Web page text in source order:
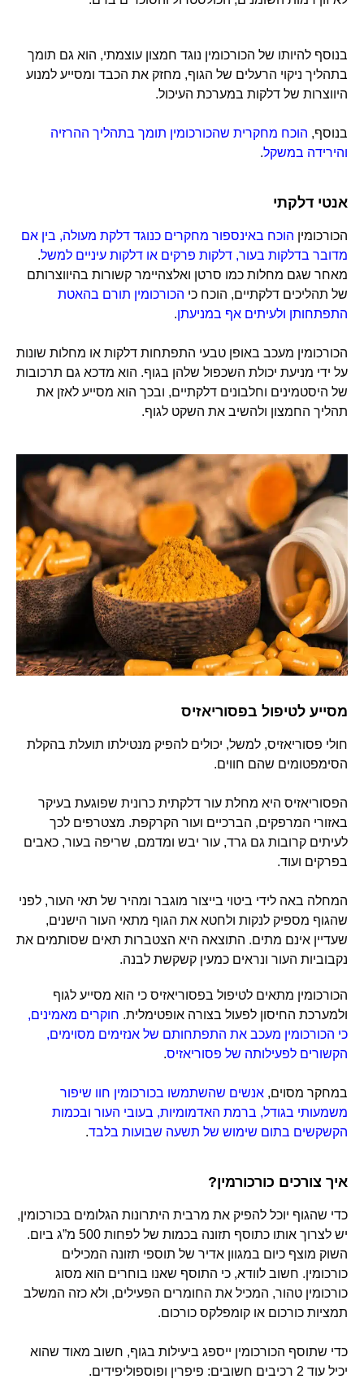
בנוסף להיותו של הכורכומין נוגד חמצון עוצמתי, הוא גם תומך
בתהליך ניקוי הרעלים של הגוף, מחזק את הכבד ומסייע למנוע
היווצרות של דלקות במערכת העיכול.
בנוסף, הוכח מחקרית שהכורכומין תומך בתהליך ההרזיה
והירידה במשקל.
אנטי דלקתי
הכורכומין הוכח באינספור מחקרים כנוגד דלקת מעולה, בין אם
מדובר בדלקות בעור, דלקות פרקים או דלקות עיניים למשל.
מאחר שגם מחלות כמו סרטן ואלצהיימר קשורות בהיווצרותם
של תהליכים דלקתיים, הוכח כי הכורכומין תורם בהאטת
התפתחותן ולעיתים אף במניעתן.
הכורכומין מעכב באופן טבעי התפתחות דלקות או מחלות שונות
על ידי מניעת יכולת השכפול שלהן בגוף. הוא מדכא גם תרכובות
של היסטמינים וחלבונים דלקתיים, ובכך הוא מסייע לאזן את
תהליך החמצון ולהשיב את השקט לגוף.
מסייע לטיפול בפסוריאזיס
חולי פסוריאזיס, למשל, יכולים להפיק מנטילתו תועלת בהקלת
הסימפטומים שהם חווים.
הפסוריאזיס היא מחלת עור דלקתית כרונית שפוגעת בעיקר
באזורי המרפקים, הברכיים ועור הקרקפת. מצטרפים לכך
לעיתים קרובות גם גרד, עור יבש ומדמם, שריפה בעור, כאבים
בפרקים ועוד.
המחלה באה לידי ביטוי בייצור מוגבר ומהיר של תאי העור, לפני
שהגוף מספיק לנקות ולחטא את הגוף מתאי העור הישנים,
שעדיין אינם מתים. התוצאה היא הצטברות תאים שסותמים את
נקבוביות העור ונראים כמעין קשקשת לבנה.
הכורכומין מתאים לטיפול בפסוריאזיס כי הוא מסייע לגוף
ולמערכת החיסון לפעול בצורה אופטימלית. חוקרים מאמינים,
כי הכורכומין מעכב את התפתחותם של אנזימים מסוימים,
הקשורים לפעילותה של פסוריאזיס.
במחקר מסוים, אנשים שהשתמשו בכורכומין חוו שיפור
משמעותי בגודל, ברמת האדמומיות, בעובי העור ובכמות
הקשקשים בתום שימוש של תשעה שבועות בלבד.
איך צורכים כורכורמין?
כדי שהגוף יוכל להפיק את מרבית היתרונות הגלומים בכורכומין,
יש לצרוך אותו כתוסף תזונה בכמות של לפחות 500 מ”ג ביום.
השוק מוצף כיום במגוון אדיר של תוספי תזונה המכילים
כורכומין. חשוב לוודא, כי התוסף שאנו בוחרים הוא מסוג
כורכומין טהור, המכיל את החומרים הפעילים, ולא כזה המשלב
תמציות כורכום או קומפלקס כורכום.
כדי שתוסף הכורכומין ייספג ביעילות בגוף, חשוב מאוד שהוא
יכיל עוד 2 רכיבים חשובים: פיפרין ופוספוליפידים.